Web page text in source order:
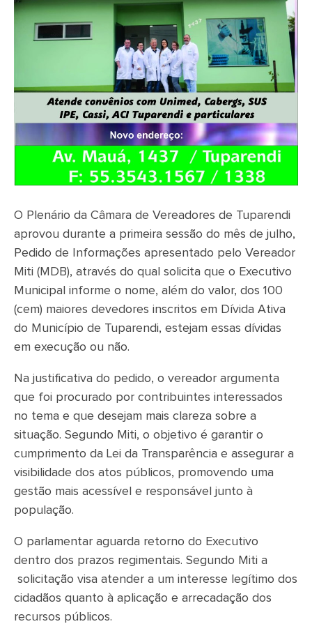
O Plenário da Câmara de Vereadores de Tuparendi
aprovou durante a primeira sessão do mês de julho,
Pedido de Informações apresentado pelo Vereador
Miti (MDB), através do qual solicita que o Executivo
Municipal informe o nome, além do valor, dos 100
(cem) maiores devedores inscritos em Dívida Ativa
do Município de Tuparendi, estejam essas dívidas
em execução ou não.
Na justificativa do pedido, o vereador argumenta
que foi procurado por contribuintes interessados
no tema e que desejam mais clareza sobre a
situação. Segundo Miti, o objetivo é garantir o
cumprimento da Lei da Transparência e assegurar a
visibilidade dos atos públicos, promovendo uma
gestão mais acessível e responsável junto à
população.
O parlamentar aguarda retorno do Executivo
dentro dos prazos regimentais. Segundo Miti a
solicitação visa atender a um interesse legítimo dos
cidadãos quanto à aplicação e arrecadação dos
recursos públicos.